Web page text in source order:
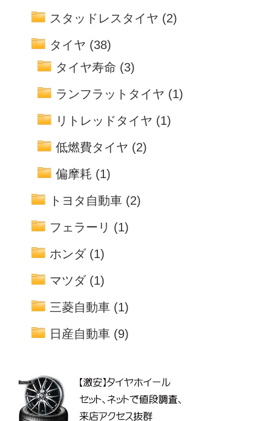
スタッドレスタイヤ (2)
タイヤ (38)
タイヤ寿命 (3)
ランフラットタイヤ (1)
リトレッドタイヤ (1)
低燃費タイヤ (2)
偏摩耗 (1)
トヨタ自動車 (2)
フェラーリ (1)
ホンダ(1)
マツダ(1)
三菱自動車 (1)
日産自動車 (9)